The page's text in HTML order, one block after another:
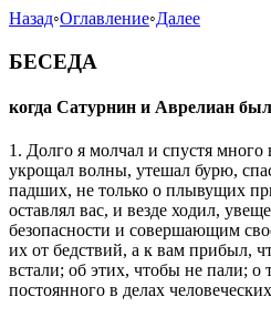
Назад◦Оглавление◦Далее
БЕСЕДА
когда Сатурнин и Аврелиан
1. Долго я молчал и спустя много
укрощал волны, утешал бурю,
падших, не только о плывущих
оставлял вас, и везде ходил,
безопасности и совершающим
их от бедствий, а к вам прибыл,
встали; об этих, чтобы не пали;
постоянного в делах